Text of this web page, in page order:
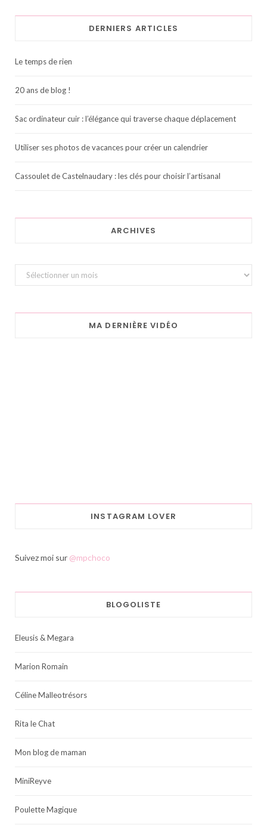
DERNIERS ARTICLES
Le temps de rien
20 ans de blog !
Sac ordinateur cuir : l’élégance qui traverse chaque déplacement
Utiliser ses photos de vacances pour créer un calendrier
Cassoulet de Castelnaudary : les clés pour choisir l’artisanal
ARCHIVES
Archives
MA DERNIÈRE VIDÉO
INSTAGRAM LOVER
Suivez moi sur @mpchoco
BLOGOLISTE
Eleusis & Megara
Marion Romain
Céline Malleotrésors
Rita le Chat
Mon blog de maman
MiniReyve
Poulette Magique